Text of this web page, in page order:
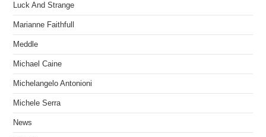
Luck And Strange
Marianne Faithfull
Meddle
Michael Caine
Michelangelo Antonioni
Michele Serra
News